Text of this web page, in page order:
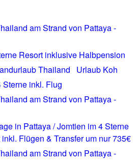
Resort inklusive Halbpension
Urlaub Koh
Sterne inkl. Flug
in Pattaya / Jomtien im 4 Sterne
Flügen & Transfer um nur 735€